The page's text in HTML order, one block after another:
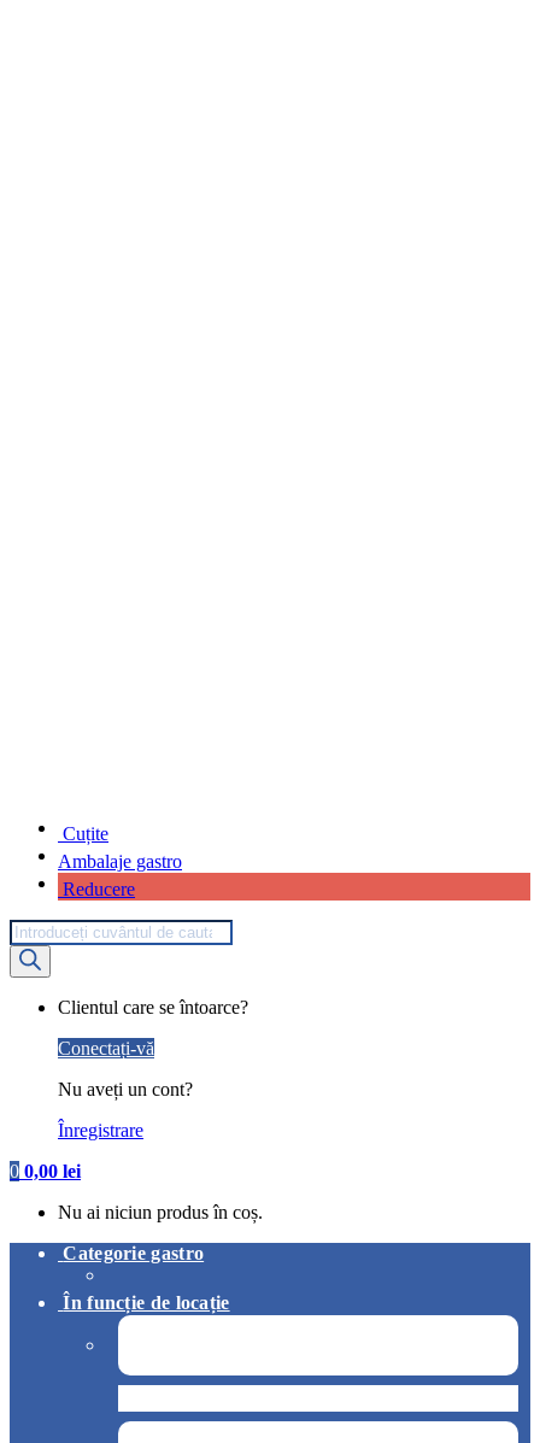
Cuțite
Ambalaje gastro
Reducere
Products
search
Clientul care se întoarce?
Conectați-vă
Nu aveți un cont?
Înregistrare
0 0,00 lei
Nu ai niciun produs în coș.
Categorie gastro
În funcție de locație